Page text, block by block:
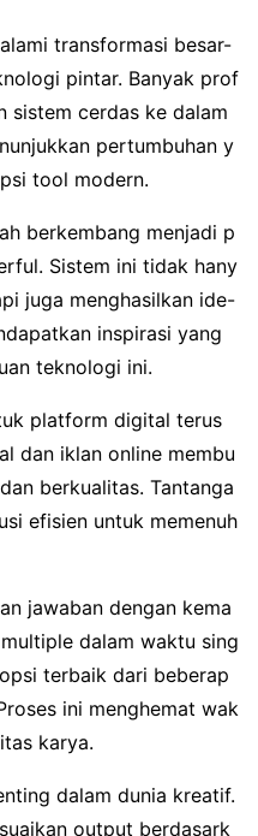
transformasi besar-
pintar. Banyak prof
sistem cerdas ke dalam
pertumbuhan y
tool modern.
berkembang menjadi p
Sistem ini tidak hany
juga menghasilkan ide-
inspirasi yang
teknologi ini.
platform digital terus
dan iklan online membu
berkualitas. Tantanga
efisien untuk memenuh
jawaban dengan kema
dalam waktu sing
terbaik dari beberap
ini menghemat wak
karya.
dalam dunia kreatif.
output berdasark